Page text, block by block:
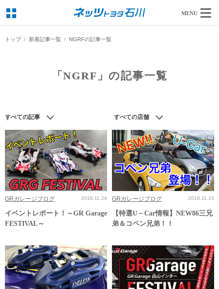
MENU
トップ 新着記事一覧 NGRFの記事一覧
「NGRF」の記事一覧
すべての記事 すべての店舗
GRガレージブログ 2018.11.24
イベントレポート！～GR Garage
FESTIVAL～
GRガレージブログ 2018.11.15
【特選U－Car情報】NEW86三兄
弟＆コペン兄弟！！